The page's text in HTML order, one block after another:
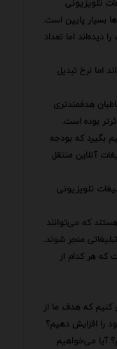
تلویزیونی
بسیار پایین است.
دیده‌اند اما تعداد
اما نرخ تبدیل
هدفمندتری
بوده است.
بگیرد که بودجه
آنلاین منتقل
تلویزیونی
که می‌توانند
منجر شوند.
که هر کدام از
کنیم که هدف ما از
را افزایش دهیم؟
آیا می‌خواهیم